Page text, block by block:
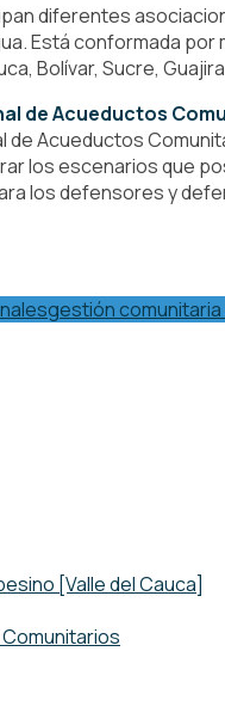
diferentes
Está conformada
Bolívar, Sucre,
de Acueductos
Acueductos
los escenarios que
defensores y
gestión comunitaria
[Valle del Cauca]